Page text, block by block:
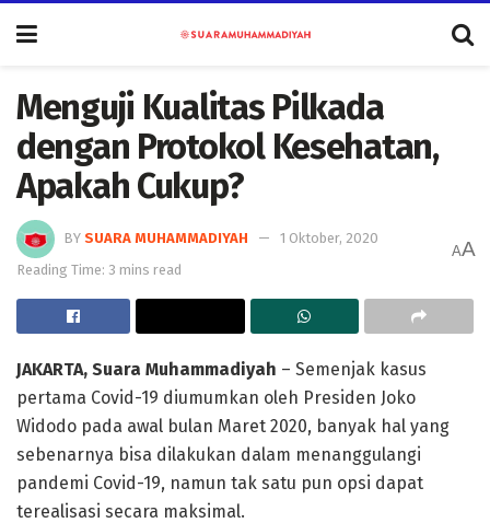
Menguji Kualitas Pilkada
dengan Protokol Kesehatan,
Apakah Cukup?
BY SUARA MUHAMMADIYAH
1 Oktober, 2020
Reading Time: 3 mins read
AA
JAKARTA, Suara Muhammadiyah – Semenjak kasus
pertama Covid-19 diumumkan oleh Presiden Joko
Widodo pada awal bulan Maret 2020, banyak hal yang
sebenarnya bisa dilakukan dalam menanggulangi
pandemi Covid-19, namun tak satu pun opsi dapat
terealisasi secara maksimal.